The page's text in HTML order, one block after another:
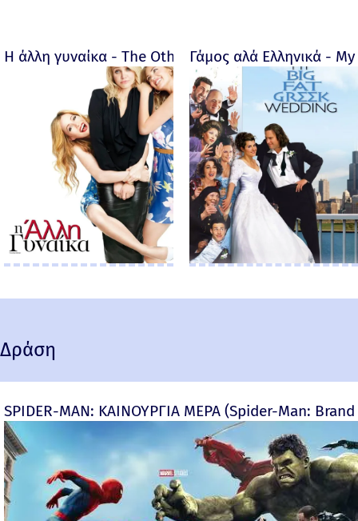
Η άλλη γυναίκα - The Other Woman – 2014
Γάμος αλά Ελληνικά -
Δράση
SPIDER-MAN: ΚΑΙΝΟΥΡΓΙΑ ΜΕΡΑ (Spider-Man: